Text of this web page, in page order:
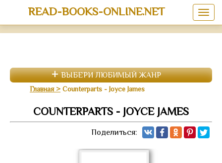
READ-BOOKS-ONLINE.NET
ВЫБЕРИ ЛЮБИМЫЙ ЖАНР
Главная Counterparts - Joyce James
COUNTERPARTS - JOYCE JAMES
Поделиться: